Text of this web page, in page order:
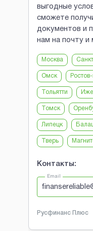
выгодные
сможете
документов и
нам на почту и
Москва
Омск
Тольятти
Томск
Липецк
Тверь
Контакты:
Email
Русфинанс Плюс